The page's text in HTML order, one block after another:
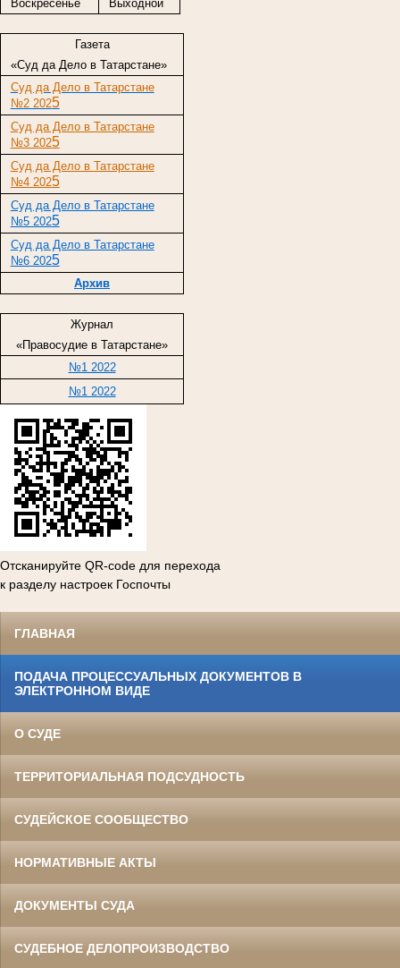
Воскресенье Выходной
Газета
«Суд да Дело в Татарстане»
Суд да Дело в Татарстане
№2 2025
Суд да Дело в Татарстане
№3 2025
Суд да Дело в Татарстане
№4 2025
Суд да Дело в Татарстане
№5 2025
Суд да Дело в Татарстане
№6 2025
Архив
Журнал
«Правосудие в Татарстане»
№1 2022
№1 2022
Отсканируйте QR-code для перехода
к разделу настроек Госпочты
ГЛАВНАЯ
ПОДАЧА ПРОЦЕССУАЛЬНЫХ ДОКУМЕНТОВ В
ЭЛЕКТРОННОМ ВИДЕ
О СУДЕ
ТЕРРИТОРИАЛЬНАЯ ПОДСУДНОСТЬ
СУДЕЙСКОЕ СООБЩЕСТВО
НОРМАТИВНЫЕ АКТЫ
ДОКУМЕНТЫ СУДА
СУДЕБНОЕ ДЕЛОПРОИЗВОДСТВО